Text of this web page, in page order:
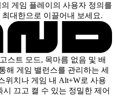
게임 플레이의 사용자 정의를
최대한으로 이끌어내 보세요.
스트 모드, 목마름 없음 및 배
해 게임 밸런스를 관리하는 세
위치나 게임 내 Alt+W로 사용
끄고 켤 수 있는 정밀한 제어